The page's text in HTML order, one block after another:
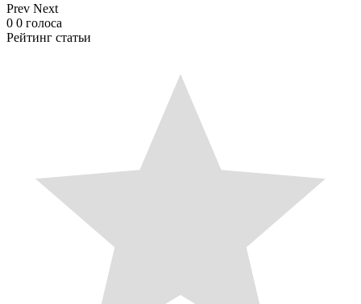
Prev Next
0 0 голоса
Рейтинг статьи